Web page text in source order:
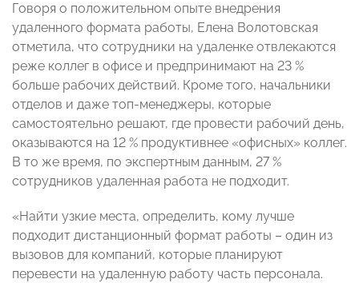
Говоря о положительном опыте внедрения
удаленного формата работы, Елена Волотовская
отметила, что сотрудники на удаленке отвлекаются
реже коллег в офисе и предпринимают на 23 %
больше рабочих действий. Кроме того, начальники
отделов и даже топ-менеджеры, которые
самостоятельно решают, где провести рабочий день,
оказываются на 12 % продуктивнее «офисных» коллег.
В то же время, по экспертным данным, 27 %
сотрудников удаленная работа не подходит.
«Найти узкие места, определить, кому лучше
подходит дистанционный формат работы – один из
вызовов для компаний, которые планируют
перевести на удаленную работу часть персонала.